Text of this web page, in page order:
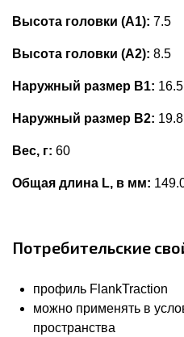
Высота головки (А1): 7.5
Высота головки (А2): 8.5
Наружный размер В1: 16.5
Наружный размер В2: 19.8
Вес, г: 60
Общая длина L, в мм:
Потребительские
профиль FlankTraction
можно применять в
пространства